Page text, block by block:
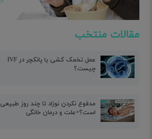
مقالات منتخب
عمل تخمک کشی یا پانکچر در IVF
چیست؟
مدفوع نکردن نوزاد تا چند روز طبیعی
است؟+علت و درمان خانگی